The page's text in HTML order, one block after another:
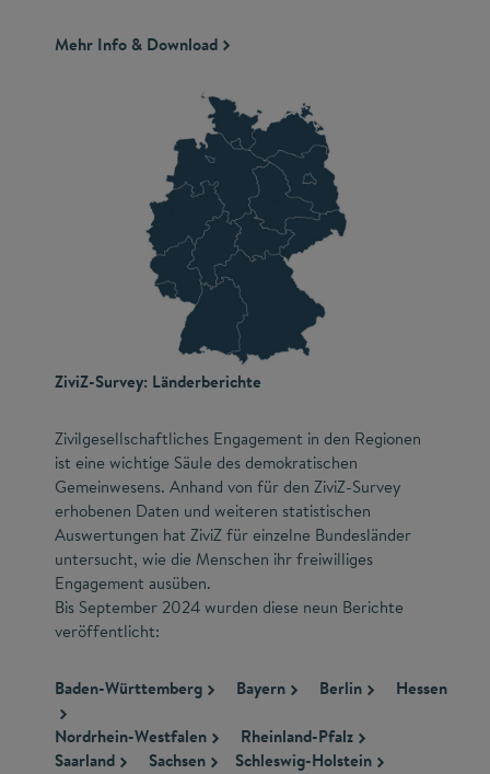
Mehr Info & Download
ZiviZ-Survey: Länderberichte
Zivilgesellschaftliches Engagement in den Regionen
ist eine wichtige Säule des demokratischen
Gemeinwesens. Anhand von für den ZiviZ-Survey
erhobenen Daten und weiteren statistischen
Auswertungen hat ZiviZ für einzelne Bundesländer
untersucht, wie die Menschen ihr freiwilliges
Engagement ausüben.
Bis September 2024 wurden diese neun Berichte
veröffentlicht:
Baden-Württemberg Bayern Berlin Hessen
Nordrhein-Westfalen
Rheinland-Pfalz
Saarland
Sachsen Schleswig-Holstein